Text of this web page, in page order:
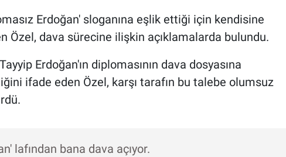
Erdoğan' sloganına eşlik ettiği için kendisine
Özel, dava sürecine ilişkin açıklamalarda bulundu.
Erdoğan'ın diplomasının dava dosyasına
ifade eden Özel, karşı tarafın bu talebe olumsuz
lafından bana dava açıyor.